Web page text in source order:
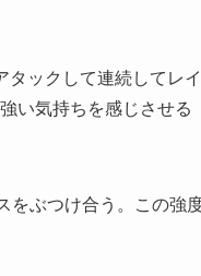
ックして連続してレイ
い気持ちを感じさせる
をぶつけ合う。この強